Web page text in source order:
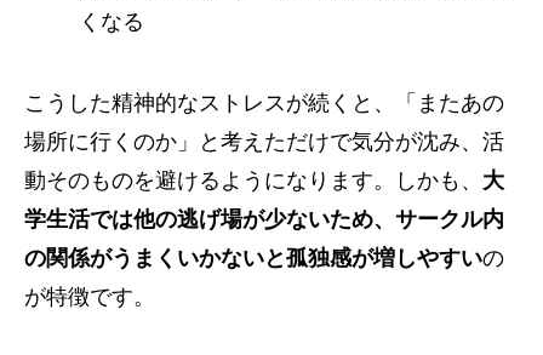
くなる
こうした精神的なストレスが続くと、「またあの
場所に行くのか」と考えただけで気分が沈み、活
動そのものを避けるようになります。しかも、 大
学生活では他の逃げ場が少ないため、サークル内
の関係がうまくいかないと孤独感が増しやすいの
が特徴です。